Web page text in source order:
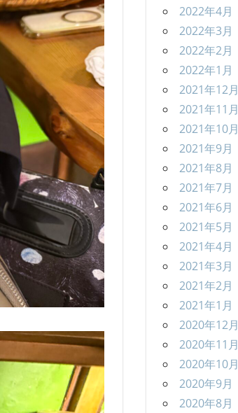
2022年4月
2022年3月
2022年2月
2022年1月
2021年12月
2021年11月
2021年10月
2021年9月
2021年8月
2021年7月
2021年6月
2021年5月
2021年4月
2021年3月
2021年2月
2021年1月
2020年12月
2020年11月
2020年10月
2020年9月
2020年8月